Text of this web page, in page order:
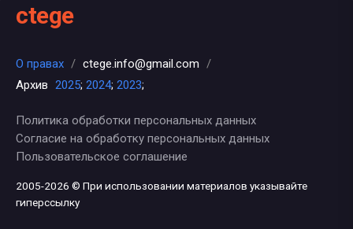
ctege
О правах / ctege.info@gmail.com /
Архив 2025; 2024; 2023;
Политика обработки персональных данных
Согласие на обработку персональных данных
Пользовательское соглашение
2005-2026 © При использовании материалов указывайте
гиперссылку